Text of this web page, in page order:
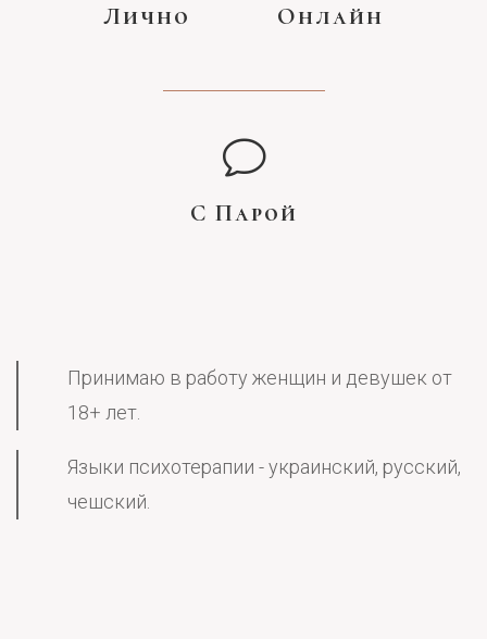
Лично Онлайн
С Парой
Принимаю в работу женщин и девушек от
18+ лет.
Языки психотерапии - украинский, русский,
чешский.